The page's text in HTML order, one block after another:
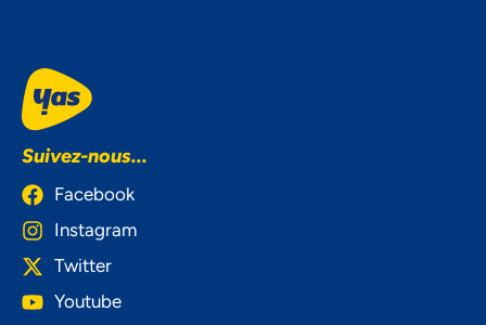
Suivez-nous...
Facebook
Instagram
Twitter
Youtube